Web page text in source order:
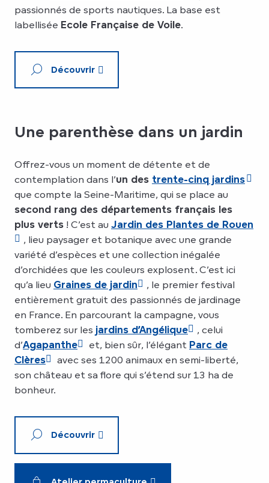
passionnés de sports nautiques. La base est
labellisée Ecole Française de Voile.
Découvrir
Une parenthèse dans un jardin
Offrez-vous un moment de détente et de
contemplation dans l’un des trente-cinq jardins
que compte la Seine-Maritime, qui se place au
second rang des départements français les
plus verts ! C’est au Jardin des Plantes de Rouen
, lieu paysager et botanique avec une grande
variété d’espèces et une collection inégalée
d’orchidées que les couleurs explosent. C’est ici
qu’a lieu Graines de jardin
, le premier festival
entièrement gratuit des passionnés de jardinage
en France. En parcourant la campagne, vous
tomberez sur les jardins d’Angélique
, celui
d’Agapanthe et, bien sûr, l’élégant Parc de
Clères
avec ses 1200 animaux en semi-liberté,
son château et sa flore qui s’étend sur 13 ha de
bonheur.
Découvrir